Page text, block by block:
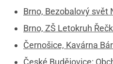
Brno, Bezobalový svět
Brno, ZŠ Letokruh
Černošice, Kavárna
České Budějovice: